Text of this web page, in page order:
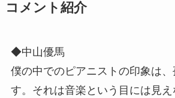
コメント紹介
◆中山優馬
僕の中でのピアニストの印象は
す。それは音楽という目には見